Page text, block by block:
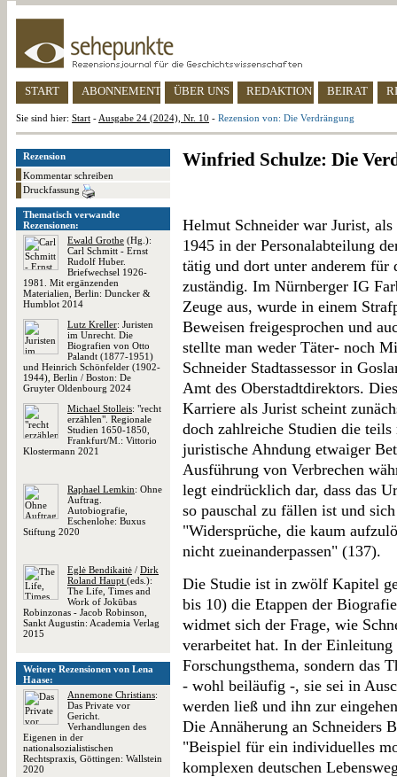
START ABONNEMENT ÜBER UNS REDAKTION BEIRAT
Sie sind hier: Start - Ausgabe 24 (2024), Nr. 10 - Rezension von: Die Verdrängung
Rezension
Kommentar schreiben
Druckfassung
Thematisch verwandte
Rezensionen:
Ewald Grothe (Hg.):
Carl Schmitt - Ernst
Rudolf Huber.
Briefwechsel 1926-
1981. Mit ergänzenden
Materialien, Berlin: Duncker &
Humblot 2014
Lutz Kreller: Juristen
im Unrecht. Die
Biografien von Otto
Palandt (1877-1951)
und Heinrich Schönfelder (1902-
1944), Berlin / Boston: De
Gruyter Oldenbourg 2024
Michael Stolleis: "recht
erzählen". Regionale
Studien 1650-1850,
Frankfurt/M.: Vittorio
Klostermann 2021
Raphael Lemkin: Ohne
Auftrag.
Autobiografie,
Eschenlohe: Buxus
Stiftung 2020
Eglė Bendikaitė / Dirk
Roland Haupt (eds.):
The Life, Times and
Work of Jokūbas
Robinzonas - Jacob Robinson,
Sankt Augustin: Academia Verlag
2015
Weitere Rezensionen von Lena
Haase:
Annemone Christians:
Das Private vor
Gericht.
Verhandlungen des
Eigenen in der
nationalsozialistischen
Rechtspraxis, Göttingen: Wallstein
2020
Winfried Schulze: Die
Helmut Schneider war Jurist,
1945 in der Personalabteilung
tätig und dort unter anderem für
zuständig. Im Nürnberger IG
Zeuge aus, wurde in einem
Beweisen freigesprochen und
stellte man weder Täter- noch
Schneider Stadtassessor in
Amt des Oberstadtdirektors.
Karriere als Jurist scheint
doch zahlreiche Studien die
juristische Ahndung etwaiger
Ausführung von Verbrechen
legt eindrücklich dar, dass das
so pauschal zu fällen ist und
"Widersprüche, die kaum
nicht zueinanderpassen" (137).
Die Studie ist in zwölf Kapitel
bis 10) die Etappen der
widmet sich der Frage, wie
verarbeitet hat. In der
Forschungsthema, sondern das
- wohl beiläufig -, sie sei in
werden ließ und ihn zur
Die Annäherung an Schneiders
"Beispiel für ein individuelles
komplexen deutschen